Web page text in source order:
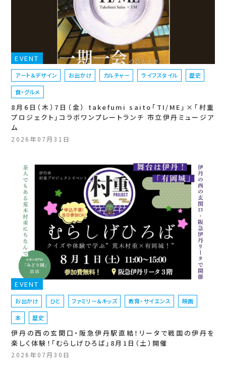
EVENT
アート＆デザイン お出かけ カルチャー ライフスタイル 歴史
食・グルメ
8月6日（木）7日（金） takefumi saito「TI/ME」×「村重
プロジェクト」コラボワンプレートランチ 市立伊丹ミュージア
ム
2026年07月31日
EVENT
お出かけ ひと ファミリー＆キッズ 教育・サイエンス 映画
本 歴史
伊丹の西の玄関口・阪急伊丹駅直結！リータで戦国の伊丹を
楽しく体験！「むらしげひろば」8月1日（土）開催
2026年07月30日